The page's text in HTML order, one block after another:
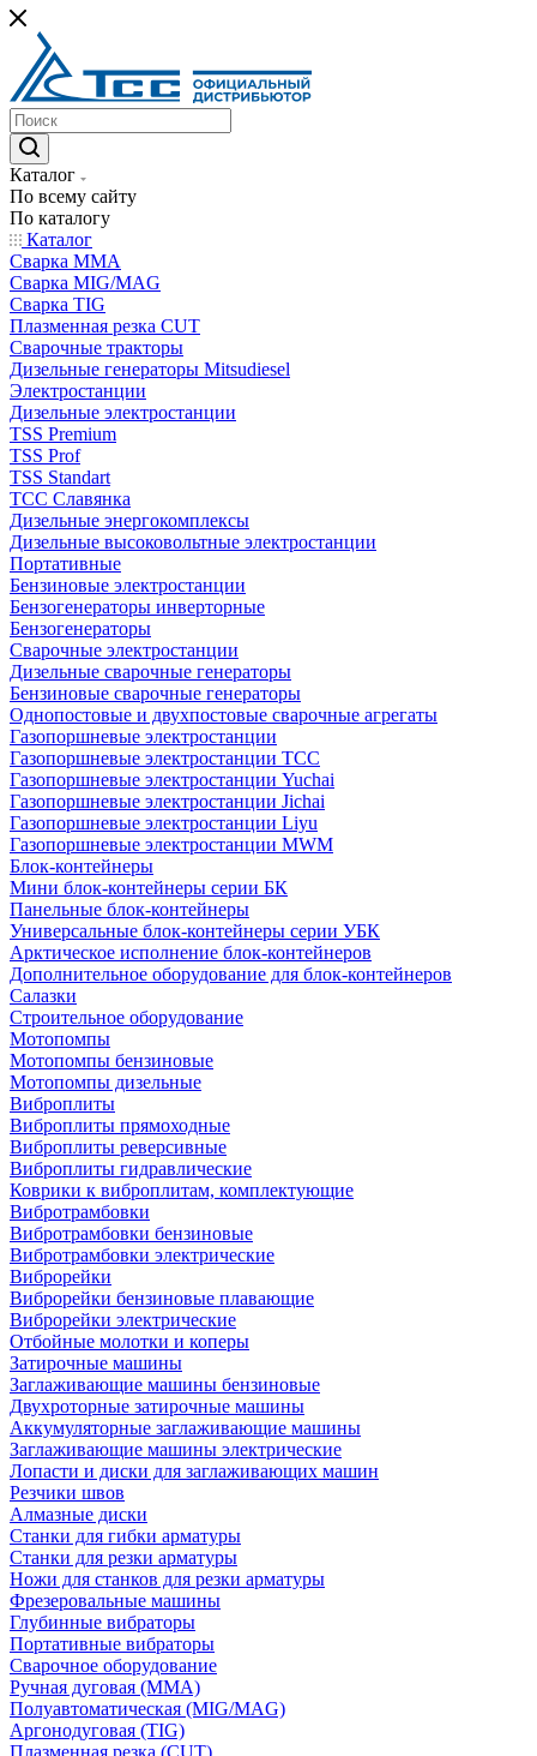
Каталог
По всему сайту
По каталогу
Каталог
Сварка MMA
Сварка MIG/MAG
Сварка TIG
Плазменная резка CUT
Сварочные тракторы
Дизельные генераторы Mitsudiesel
Электростанции
Дизельные электростанции
TSS Premium
TSS Prof
TSS Standart
ТСС Славянка
Дизельные энергокомплексы
Дизельные высоковольтные электростанции
Портативные
Бензиновые электростанции
Бензогенераторы инверторные
Бензогенераторы
Сварочные электростанции
Дизельные сварочные генераторы
Бензиновые сварочные генераторы
Однопостовые и двухпостовые сварочные агрегаты
Газопоршневые электростанции
Газопоршневые электростанции ТСС
Газопоршневые электростанции Yuchai
Газопоршневые электростанции Jichai
Газопоршневые электростанции Liyu
Газопоршневые электростанции MWM
Блок-контейнеры
Мини блок-контейнеры серии БК
Панельные блок-контейнеры
Универсальные блок-контейнеры серии УБК
Арктическое исполнение блок-контейнеров
Дополнительное оборудование для блок-контейнеров
Салазки
Строительное оборудование
Мотопомпы
Мотопомпы бензиновые
Мотопомпы дизельные
Виброплиты
Виброплиты прямоходные
Виброплиты реверсивные
Виброплиты гидравлические
Коврики к виброплитам, комплектующие
Вибротрамбовки
Вибротрамбовки бензиновые
Вибротрамбовки электрические
Виброрейки
Виброрейки бензиновые плавающие
Виброрейки электрические
Отбойные молотки и коперы
Затирочные машины
Заглаживающие машины бензиновые
Двухроторные затирочные машины
Аккумуляторные заглаживающие машины
Заглаживающие машины электрические
Лопасти и диски для заглаживающих машин
Резчики швов
Алмазные диски
Станки для гибки арматуры
Станки для резки арматуры
Ножи для станков для резки арматуры
Фрезеровальные машины
Глубинные вибраторы
Портативные вибраторы
Сварочное оборудование
Ручная дуговая (MMA)
Полуавтоматическая (MIG/MAG)
Аргонодуговая (TIG)
Плазменная резка (CUT)